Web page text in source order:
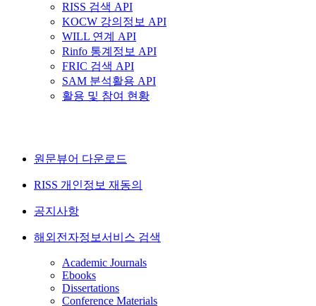
RISS 검색 API
KOCW 강의정보 API
WILL 연계 API
Rinfo 통계정보 API
FRIC 검색 API
SAM 분석활용 API
활용 및 참여 현황
원문뷰어 다운로드
RISS 개인정보 재동의
공지사항
해외전자정보서비스 검색
Academic Journals
Ebooks
Dissertations
Conference Materials